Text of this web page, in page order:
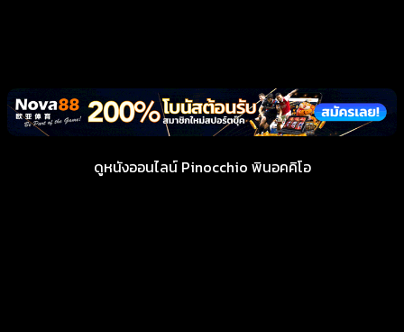
ดูหนังออนไลน์ Pinocchio พินอคคิโอ